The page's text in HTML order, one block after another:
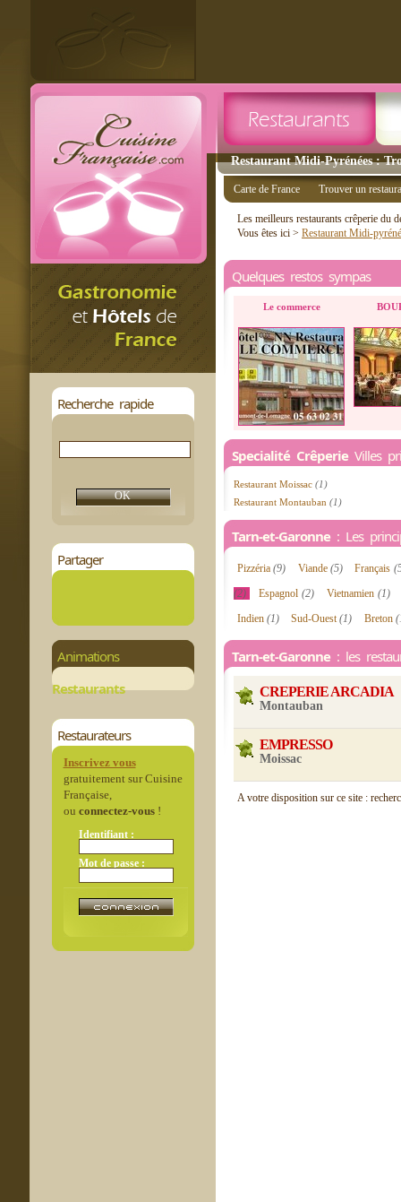
Restaurant Midi-Pyrénées :
Recherche rapide
Partager
Animations
Restaurants
Restaurateurs
Inscrivez vous
gratuitement sur Cuisine
Française,
ou connectez-vous!
Identifiant :
Mot de passe :
Carte de France Trouver un
Les meilleurs restaurants crêperie du
Vous êtes ici > Restaurant Midi-
Quelques restos sympas
Le commerce
Specialité Crêperie Villes
Restaurant Moissac (1)
Restaurant Montauban (1)
Tarn-et-Garonne : Les
Pizzéria(9) Viande (5) Français
(2)
Espagnol(2) Vietnamien(1)
Indien (1) Sud-Ouest(1) Breton
Tarn-et-Garonne : les
CREPERIE ARCADIA
Montauban
EMPRESSO
Moissac
A votre disposition sur ce site :